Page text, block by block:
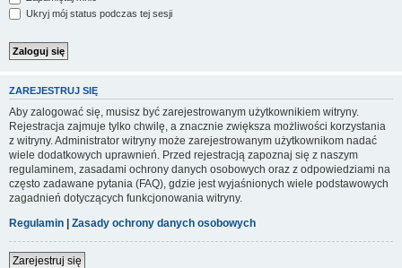
Ukryj mój status podczas tej sesji
ZAREJESTRUJ SIĘ
Aby zalogować się, musisz być zarejestrowanym użytkownikiem witryny.
Rejestracja zajmuje tylko chwilę, a znacznie zwiększa możliwości korzystania
z witryny. Administrator witryny może zarejestrowanym użytkownikom nadać
wiele dodatkowych uprawnień. Przed rejestracją zapoznaj się z naszym
regulaminem, zasadami ochrony danych osobowych oraz z odpowiedziami na
często zadawane pytania (FAQ), gdzie jest wyjaśnionych wiele podstawowych
zagadnień dotyczących funkcjonowania witryny.
Regulamin | Zasady ochrony danych osobowych
Zarejestruj się